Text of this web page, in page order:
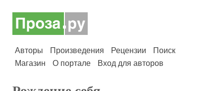
Авторы Произведения Рецензии
Поиск
Магазин
О портале Вход для авторов